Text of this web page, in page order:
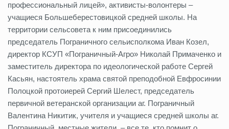
профессиональный лицей», активисты-волонтеры –
учащиеся Большеберестовицкой средней школы. На
территории сельсовета к ним присоединились
председатель Пограничного сельисполкома Иван Козел,
директор КСУП «Пограничный-Агро» Николай Примаченко и
заместитель директора по идеологической работе Сергей
Касьян, настоятель храма святой преподобной Евфросинии
Полоцкой протоиерей Сергий Шелест, председатель
первичной ветеранской организации аг. Пограничный
Валентина Никитик, учителя и учащиеся средней школы аг.